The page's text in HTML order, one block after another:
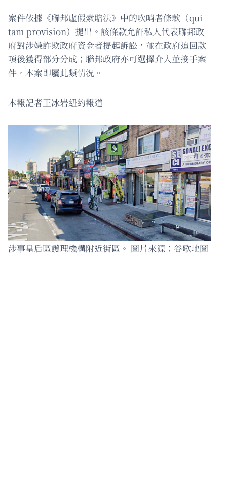
案件依據《聯邦虛假索賠法》中的吹哨者條款（qui
tam provision）提出。該條款允許私人代表聯邦政
府對涉嫌詐欺政府資金者提起訴訟，並在政府追回款
項後獲得部分分成；聯邦政府亦可選擇介入並接手案
件，本案即屬此類情況。
本報記者王冰岩紐約報道
涉事皇后區護理機構附近街區。 圖片來源：谷歌地圖